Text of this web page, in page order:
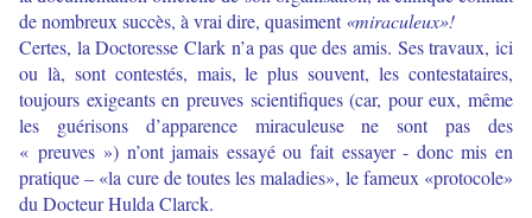
de nombreux succès, à vrai dire, quasiment «miraculeux»!
Certes, la Doctoresse Clark n’a pas que des amis. Ses travaux, ici
ou là, sont contestés, mais, le plus souvent, les contestataires,
toujours exigeants en preuves scientifiques (car, pour eux, même
les guérisons d’apparence miraculeuse ne sont pas des
« preuves ») n’ont jamais essayé ou fait essayer - donc mis en
pratique – «la cure de toutes les maladies», le fameux «protocole»
du Docteur Hulda Clarck.